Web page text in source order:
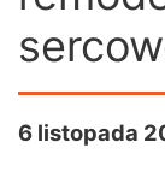
6 listopada